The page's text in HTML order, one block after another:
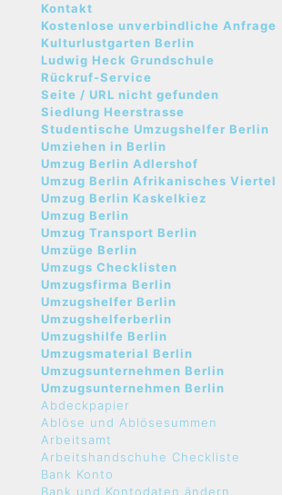
Kontakt
Kostenlose unverbindliche Anfrage
Kulturlustgarten Berlin
Ludwig Heck Grundschule
Rückruf-Service
Seite / URL nicht gefunden
Siedlung Heerstrasse
Studentische Umzugshelfer Berlin
Umziehen in Berlin
Umzug Berlin Adlershof
Umzug Berlin Afrikanisches Viertel
Umzug Berlin Kaskelkiez
Umzug Berlin
Umzug Transport Berlin
Umzüge Berlin
Umzugs Checklisten
Umzugsfirma Berlin
Umzugshelfer Berlin
Umzugshelferberlin
Umzugshilfe Berlin
Umzugsmaterial Berlin
Umzugsunternehmen Berlin
Umzugsunternehmen Berlin
Abdeckpapier
Ablöse und Ablösesummen
Arbeitsamt
Arbeitshandschuhe Checkliste
Bank Konto
Bank und Kontodaten ändern